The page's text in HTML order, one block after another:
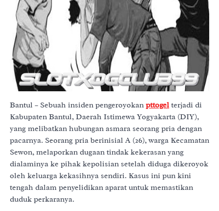
Bantul – Sebuah insiden pengeroyokan pttogel terjadi di
Kabupaten Bantul, Daerah Istimewa Yogyakarta (DIY),
yang melibatkan hubungan asmara seorang pria dengan
pacarnya. Seorang pria berinisial A (26), warga Kecamatan
Sewon, melaporkan dugaan tindak kekerasan yang
dialaminya ke pihak kepolisian setelah diduga dikeroyok
oleh keluarga kekasihnya sendiri. Kasus ini pun kini
tengah dalam penyelidikan aparat untuk memastikan
duduk perkaranya.